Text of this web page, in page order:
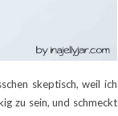
skeptisch, weil ich
zu sein, und schmeckt